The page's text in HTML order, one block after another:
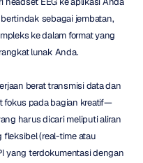
sebagai jembatan,
ke dalam format yang
lunak Anda.
berat transmisi data dan
fokus pada bagian kreatif—
harus dicari meliputi aliran
(real-time atau
yang terdokumentasi dengan